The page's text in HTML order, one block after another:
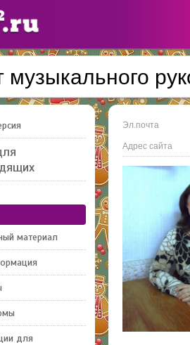
Сайты
— 10947
музыкального
материал
для
Эл.почта
Адрес сайта